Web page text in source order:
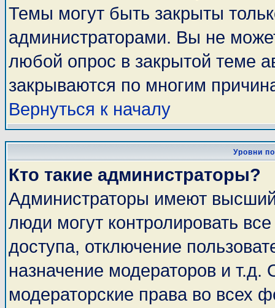
Темы могут быть закрыты
администраторами. Вы не
любой опрос в закрытой теме
закрываются по многим
Вернуться к началу
Уровни
Кто такие администраторы?
Администраторы имеют
люди могут контролировать
доступа, отключение
назначение модераторов и
модераторские права во всех